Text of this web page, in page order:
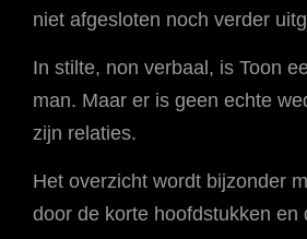
niet afgesloten noch verder
In stilte, non verbaal, is Toon
man. Maar er is geen echte
zijn relaties.
Het overzicht wordt bijzonder
door de korte hoofdstukken en